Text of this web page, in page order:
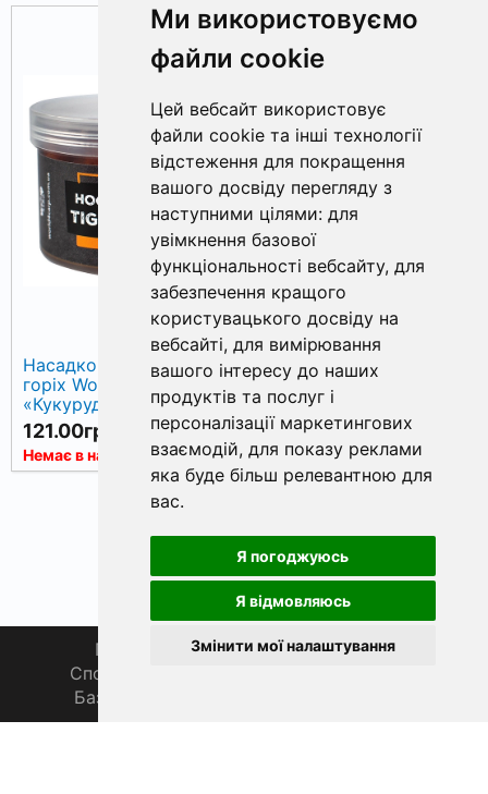
Ми використовуємо
файли cookie
Цей вебсайт використовує
файли cookie та інші технології
відстеження для покращення
вашого досвіду перегляду з
наступними цілями: для
увімкнення базової
функціональності вебсайту, для
забезпечення кращого
користувацького досвіду на
вебсайті, для вимірювання
вашого інтересу до наших
продуктів та послуг і
персоналізації маркетингових
взаємодій, для показу реклами
яка буде більш релевантною для
вас.
Я погоджуюсь
Я відмовляюсь
Змінити мої налаштування
Насадковий тигровий
горіх World4Carp CSL
«Кукурудзяний лікер»,
100 мл
121.00грн.
Немає в наявності
Головна Про нас
Магазин 🛒
Спортивна рибалка 🏆
База знань 📚